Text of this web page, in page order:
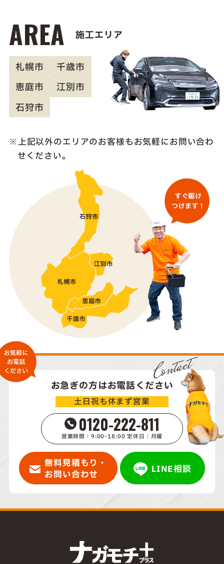
AREA 施工エリア
札幌市
千歳市
恵庭市
江別市
石狩市
上記以外のエリアのお客様もお気軽にお問い合わ
せください。
Contact
お急ぎの方はお電話ください
土日祝も休まず営業
0120-222-811
営業時間：9:00-18:00 定休日：月曜
無料見積もり・
お問い合わせ
LINE相談